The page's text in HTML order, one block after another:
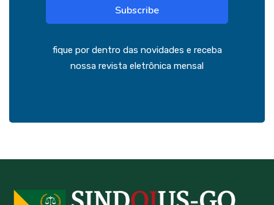
Subscribe
fique por dentro das novidades e receba
nossa revista eletrônica mensal